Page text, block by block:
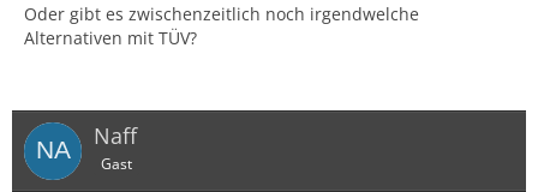
Oder gibt es zwischenzeitlich noch irgendwelche
Alternativen mit TÜV?
Naff
Gast